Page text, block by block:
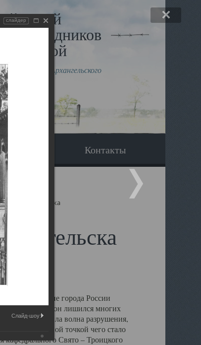
музей
исповедников
Архангельского
Даниила
ответ Контакты
Архангельска
губернские города России
которых он лишился многих
ударила волна разрушения,
Отправной точкой чего стало
кафедрального Свято – Троицкого
слайдер
Слайд-шоу: